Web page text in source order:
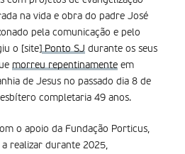
na vida e obra do padre José
pela comunicação e pelo
o [site] Ponto SJ durante os seus
morreu repentinamente em
de Jesus no passado dia 8 de
completaria 49 anos.
o apoio da Fundação Porticus,
realizar durante 2025,